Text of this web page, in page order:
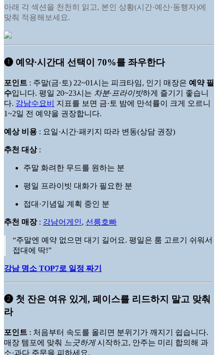
아래 각 섹션을 천천히 읽고, 본인 상황(시간·예산·동행자)에
맞춰 적용해보세요.
➊ 예약·시간대 선택이 70%를 좌우한다
포인트 : 주말(금·토) 22~01시는 피크타임, 인기 매장은 예약 필
수입니다. 평일 20~23시는 차분·프라이빗하게 즐기기 좋습니
다. 강남수요비
지표를 보면 금·토 밤에 만석률이 크게 오르니
1~2일 전 예약을 권장합니다.
예상 비용 : 요일·시간·패키지 따라 변동(상담 권장)
추천 대상:
주말 화려한 무드를 원하는 분
평일 프라이빗 대화가 필요한 분
접대·기념일 계획 중인 분
추천 매장: 강남어게인, 선릉호빠
“주말엔 예약 없으면 대기 길어요. 평일은 룸 고르기 쉬워서
접대에 딱!”
강남 명소 TOP7로 일정 짜기
➋ 첫 잔은 여유 있게, 페이스를 리드하지 말고 맞춰
라
포인트 : 처음부터 속도를 올리면 분위기가 깨지기 쉽습니다.
매장 템포에 맞춰
느긋하게시작하고, 안주는 미리 합의해 과
소·과다 주문을 피하세요.